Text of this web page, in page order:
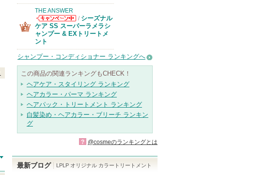
THE ANSWER
THE ANSWER
からのお知らせ
があります
/ シーズナル
ケア SS スーパーラメラシ
ャンプー & EXトリートメ
ント
シャンプー・コンディショナー ランキングへ
この商品の関連ランキングもCHECK！
ヘアケア・スタイリング ランキング
ヘアカラー・パーマ ランキング
ヘアパック・トリートメント ランキング
白髪染め・ヘアカラー・ブリーチ ランキン
グ
? @cosmeのランキングとは
最新ブログ LPLP オリジナル カラートリートメント